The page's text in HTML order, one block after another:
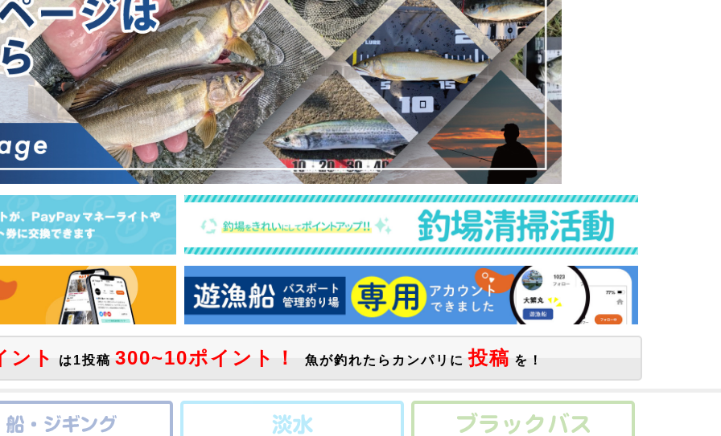
ント は1投稿 300~10ポイント！ 魚が釣れたらカンパリに 投稿 を！